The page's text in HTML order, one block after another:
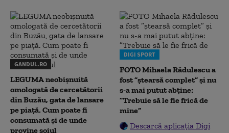
GANDUL.RO
LEGUMA neobișnuită
omologată de cercetătorii
din Buzău, gata de lansare
pe piață. Cum poate fi
consumată și de unde
provine soiul
DIGI SPORT
FOTO Mihaela Rădulescu a
fost ”ștearsă complet” și nu
s-a mai putut abține:
”Trebuie să le fie frică de
mine”
Descarcă aplicația Digi